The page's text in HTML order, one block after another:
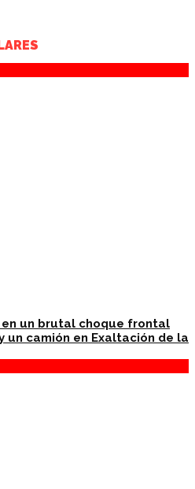
un brutal choque frontal
un camión en Exaltación de la